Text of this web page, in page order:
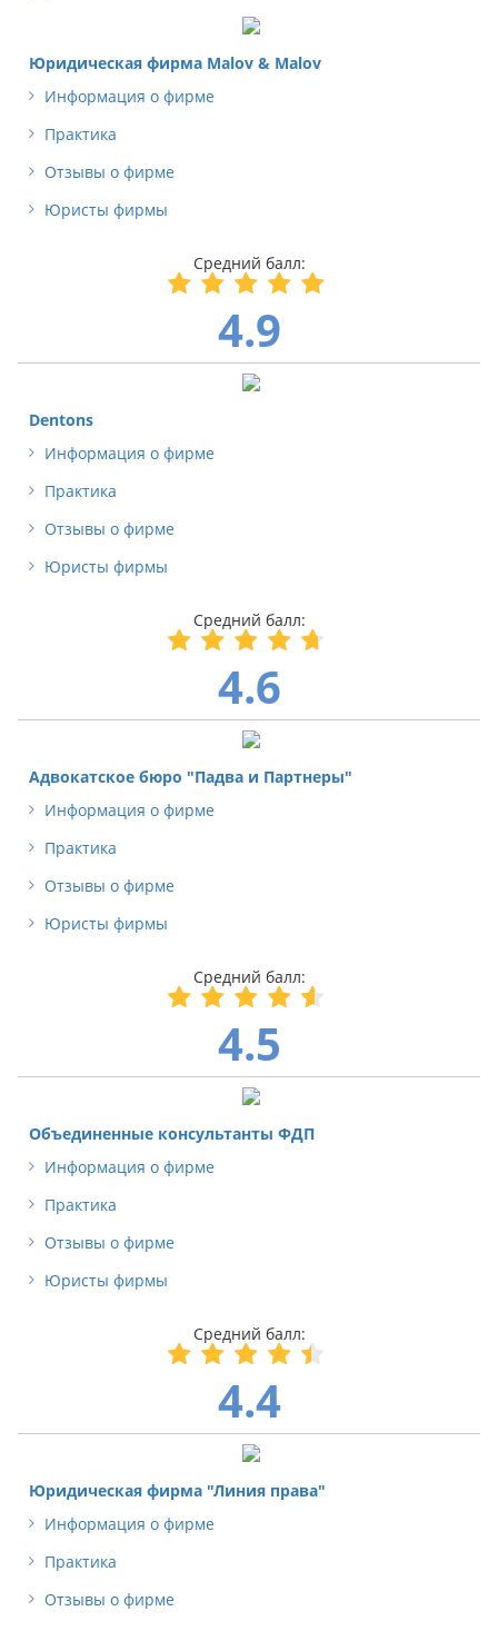
Юридическая фирма Malov & Malov
Информация о фирме
Практика
Отзывы о фирме
Юристы фирмы
4.9
Dentons
Информация о фирме
Практика
Отзывы о фирме
Юристы фирмы
4.6
Адвокатское бюро "Падва и Партнеры"
Информация о фирме
Практика
Отзывы о фирме
Юристы фирмы
4.5
Объединенные консультанты ФДП
Информация о фирме
Практика
Отзывы о фирме
Юристы фирмы
4.4
Юридическая фирма "Линия права"
Информация о фирме
Практика
Отзывы о фирме